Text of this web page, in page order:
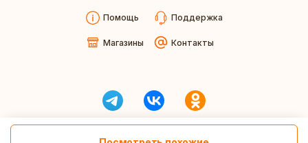
Помощь Поддержка
Магазины Контакты